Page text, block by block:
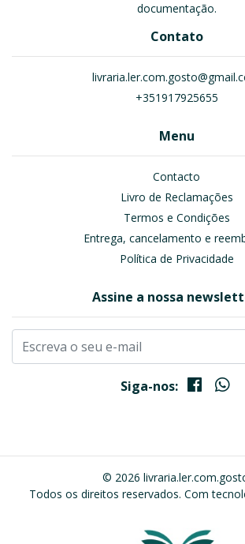
documentação.
Contato
+351917925655
Menu
Contacto
Livro de Reclamações
Termos e Condições
Entrega, cancelamento e
Política de Privacidade
Assine a nossa
Siga-nos:
© 2026
Todos os direitos reservados. Com